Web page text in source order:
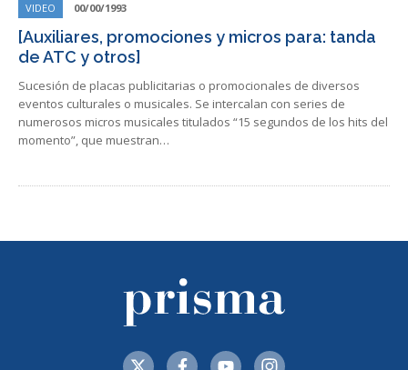
VIDEO 00/00/1993
[Auxiliares, promociones y micros para: tanda
de ATC y otros]
Sucesión de placas publicitarias o promocionales de diversos
eventos culturales o musicales. Se intercalan con series de
numerosos micros musicales titulados “15 segundos de los hits del
momento”, que muestran…